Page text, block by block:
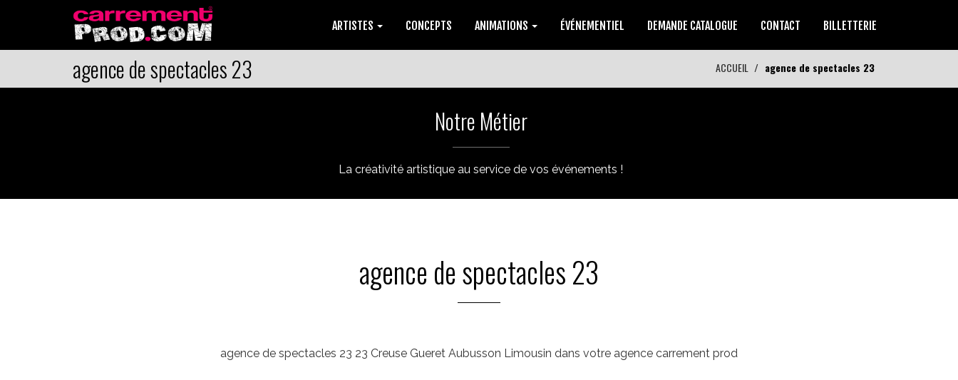
ARTISTES CONCEPTS ANIMATIONS ÉVÉNEMENTIEL DEMANDE CATALOGUE CONTACT BILLETTERIE
agence de spectacles 23 ACCUEIL agence de spectacles 23
Notre Métier
La créativité artistique au service de vos événements !
agence de spectacles 23
agence de spectacles 23 23 Creuse Gueret Aubusson Limousin dans votre agence carrement prod